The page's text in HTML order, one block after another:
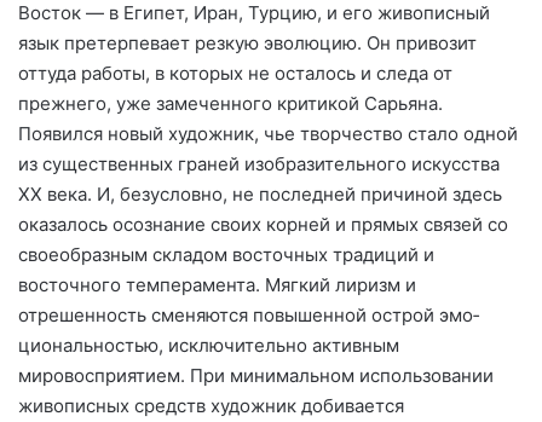
Восток — в Еги­пет, Иран, Турцию, и его живопис­ный
язык претерпевает резкую эво­люцию. Он привозит
оттуда рабо­ты, в которых не осталось и следа от
прежнего, уже замеченного кри­тикой Сарьяна.
Появился новый художник, чье творчество стало одной
из существенных граней изобразительного искусства
XX века. И, безусловно, не по­следней причиной здесь
оказа­лось осознание своих корней и прямых связей со
своеобразным складом восточных традиций и
восточного темперамента. Мяг­кий лиризм и
отрешенность сменяются повышенной острой эмо­
циональностью, исключительно активным
мировосприятием. При минимальном использовании
жи­вописных средств художник до­бивается